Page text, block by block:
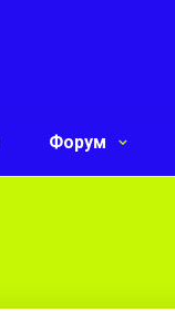
Форум